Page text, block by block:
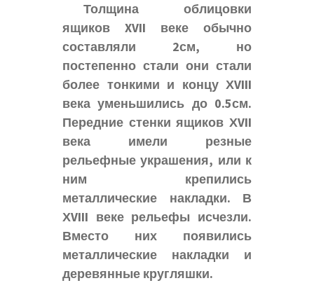
Толщина облицовки
ящиков XVII веке обычно
составляли 2см, но
постепенно стали они стали
более тонкими и концу ХVIII
века уменьшились до 0.5см.
Передние стенки ящиков ХVII
века имели резные
рельефные украшения, или к
ним крепились
металлические накладки. В
ХVIII веке рельефы исчезли.
Вместо них появились
металлические накладки и
деревянные кругляшки.